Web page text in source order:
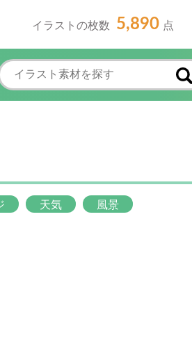
イラストの枚数 5,890 点
天気 風景